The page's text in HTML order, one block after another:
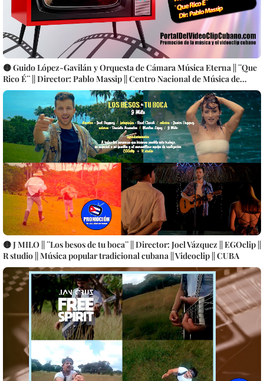
🟡 Guido López-Gavilán y Orquesta de Cámara Música Eterna || ¨Que
Rico É¨ || Director: Pablo Massip || Centro Nacional de Música de
Concierto || Música cubana || Videoclip || CUBA
🟡 J MILO || ¨Los besos de tu boca¨ || Director: Joel Vázquez || EGOclip ||
R studio || Música popular tradicional cubana || Videoclip || CUBA